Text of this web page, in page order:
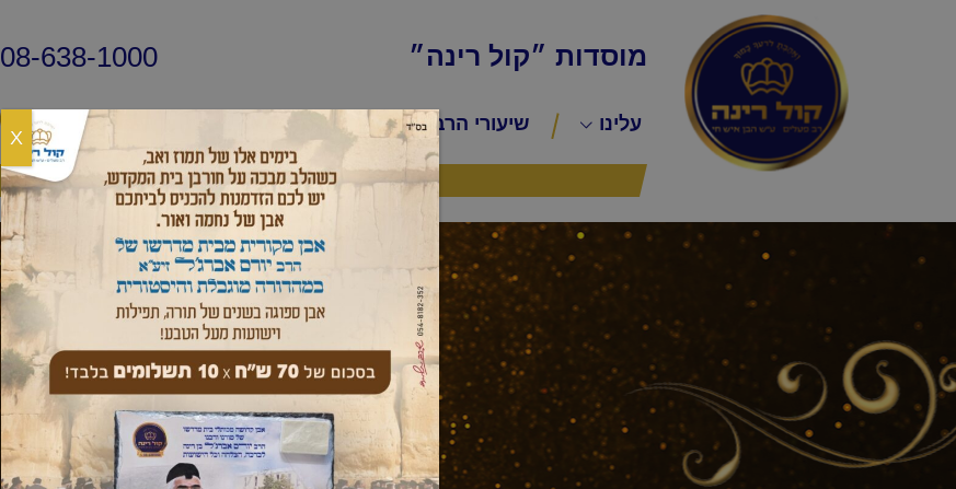
מוסדות ״קול רינה״ 08-638-1000
עלינו שיעורי הרב שיעורי החיד״א שאלות ותשובות
היה שותף
עלון לשבת
X